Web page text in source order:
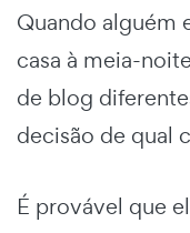
Quando alguém
casa à meia-
de blog
decisão de qual
É provável que